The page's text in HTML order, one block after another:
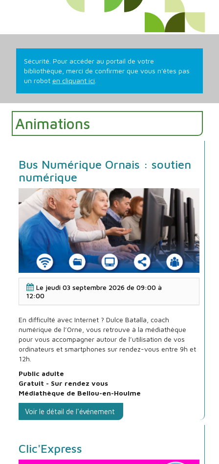
Recherche
Sécurité. Pour accéder au portail de votre
bibliothèque, merci de confirmer que vous n'êtes pas
un robot en cliquant ici
Animations
Bus Numérique Ornais : soutien
numérique
Bus
Numérique
soutien
numérique
Le jeudi 03 septembre 2026 de 09:00à
12:00
En difficulté avec Internet ? Dulce Batalla, coach
numérique de l’Orne, vous retrouve à la médiathèque
pour vous accompagner autour de l’utilisation de vos
ordinateurs et smartphones sur rendez-vous entre 9h et
12h.
Public adulte
Gratuit - Sur rendez vous
Médiathèque de Bellou-en-Houlme
Voir le détail de l'événement
Clic'Express